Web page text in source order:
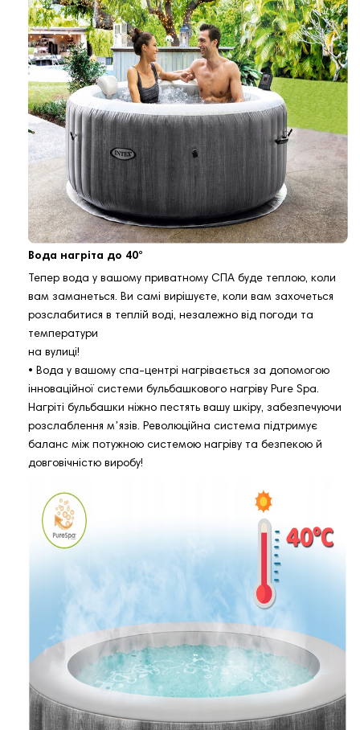
Вода нагріта до 40°
Тепер вода у вашому приватному СПА буде теплою, коли
вам заманеться. Ви самі вирішуєте, коли вам захочеться
розслабитися в теплій воді, незалежно від погоди та
температури
на вулиці!
• Вода у вашому спа-центрі нагрівається за допомогою
інноваційної системи бульбашкового нагріву Pure Spa.
Нагріті бульбашки ніжно пестять вашу шкіру, забезпечуючи
розслаблення мʼязів. Революційна система підтримує
баланс між потужною системою нагріву та безпекою й
довговічністю виробу!